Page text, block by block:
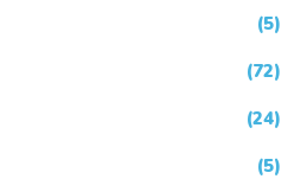
(5)
(72)
(24)
(5)